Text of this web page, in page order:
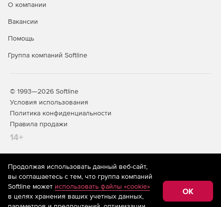
О компании
Вакансии
Помощь
Группа компаний Softline
© 1993—2026 Softline
Условия использования
Политика конфиденциальности
Правила продажи
14+
На информационном ресурсе store.softline.ru применяются
рекомендательные технологии(информационные технологии
предоставления информации на основе сбора,
систематизации и анализа сведений, относящихся к
предпочтениям пользователей сети «Интернет»,
Продолжая использовать данный веб-сайт,
вы соглашаетесь с тем, что группа компаний
Softline может использовать файлы «cookie»
в целях хранения ваших учетных данных,
OK